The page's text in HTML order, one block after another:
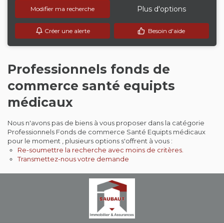
Expertise
Nos métiers
L'agence
Contact
Extranet
Estimation
Modifier ma recherche Plus d'options
Créer une alerte Besoin d'aide
Professionnels fonds de
commerce santé equipts
médicaux
Nous n'avons pas de biens à vous proposer dans la catégorie
Professionnels Fonds de commerce Santé Equipts médicaux
pour le moment , plusieurs options s'offrent à vous :
Re-soumettre la recherche avec moins de critères.
Transmettez-nous votre demande